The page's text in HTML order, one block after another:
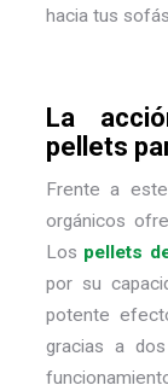
hacia tus
La
pellets
Frente a
orgánicos
Los pellets
por su
potente
gracias a